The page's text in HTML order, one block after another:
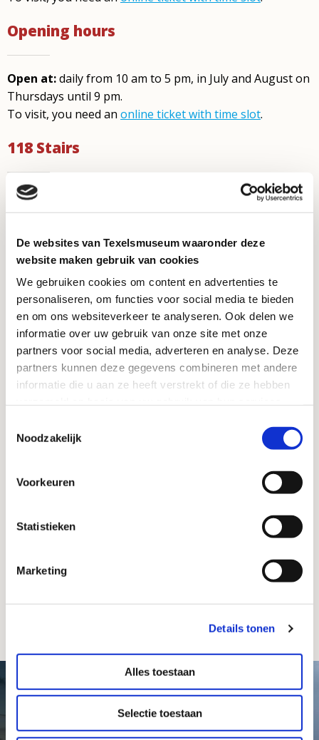
De websites van Texelsmuseum waaronder deze
website maken gebruik van cookies
We gebruiken cookies om content en advertenties te
personaliseren, om functies voor social media te bieden
en om ons websiteverkeer te analyseren. Ook delen we
informatie over uw gebruik van onze site met onze
partners voor social media, adverteren en analyse. Deze
partners kunnen deze gegevens combineren met andere
informatie die u aan ze heeft verstrekt of die ze hebben
Noodzakelijk
Voorkeuren
Statistieken
Marketing
Details tonen
Alles toestaan
Selectie toestaan
Opening hours
Open at:daily from 10 am to 5 pm, in July and August on
Thursdays until 9 pm.
To visit, you need an online ticket with time slot.
118 Stairs
Via a winding staircase, you climb six stories of the
lighthouse. There’s no elevator. For your safety on the
for climbing the lighthouse. So no flip-flops or slides.
Unfortunately, pets must stay outside.
Contact
Vuurtorenweg 184
1795 LN De Cocksdorp
info@vuurtorentexel.nl
+31 222 317741
© 2026
Stichting Texels Museum / Webdesign &
#vuurtorentexel on Social Media